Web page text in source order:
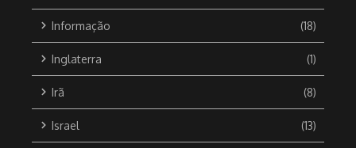
Informação (18)
Inglaterra (1)
Irã (8)
Israel (13)